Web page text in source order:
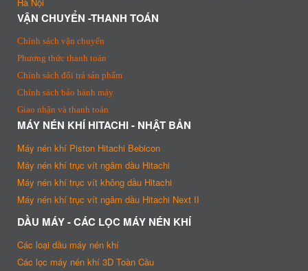
VẬN CHUYỂN -THANH TOÁN
Chính sách vận chuyển
Phương thức thanh toán
Chính sách đổi trả sản phẩm
Chính sách bảo hành máy
Giao nhận và thanh toán
MÁY NÉN KHÍ HITACHI - NHẬT BẢN
Máy nén khí Piston Hitachi Bebicon
Máy nén khí trục vít ngâm dầu Hitachi
Máy nén khí trục vít không dầu Hitachi
Máy nén khí trục vít ngâm dầu Hitachi Next II
DẦU MÁY - CÁC LỌC MÁY NÉN KHÍ
Các loại dầu máy nén khí
Các lọc máy nén khí 3D Toàn Cầu